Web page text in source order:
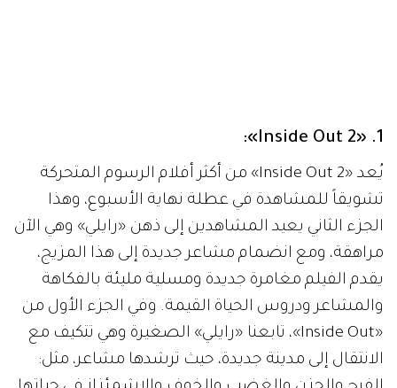
1.
«
Inside Out 2»:
يُعد «Inside Out 2» من أكثر أفلام الرسوم المتحركة
تشويقاً للمشاهدة في عطلة نهاية الأسبوع، وهذا
الجزء الثاني يعيد المشاهدين إلى ذهن «رايلي» وهي الآن
مراهقة، ومع انضمام مشاعر جديدة إلى هذا المزيج،
يقدم الفيلم مغامرة جديدة ومسلية مليئة بالفكاهة
والمشاعر ودروس الحياة القيمة. وفي الجزء الأول من
«Inside Out»، تابعنا «رايلي» الصغيرة وهي تتكيف مع
الانتقال إلى مدينة جديدة، حيث ترشدها مشاعر، مثل: